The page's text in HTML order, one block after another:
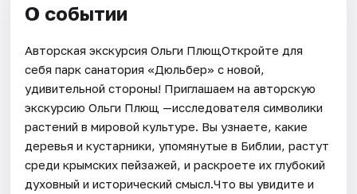
О событии
Авторская экскурсия Ольги ПлющОткройте для
себя парк санатория «Дюльбер» с новой,
удивительной стороны! Приглашаем на авторскую
экскурсию Ольги Плющ —исследователя символики
растений в мировой культуре. Вы узнаете, какие
деревья и кустарники, упомянутые в Библии, растут
среди крымских пейзажей, и раскроете их глубокий
духовный и исторический смысл.Что вы увидите и